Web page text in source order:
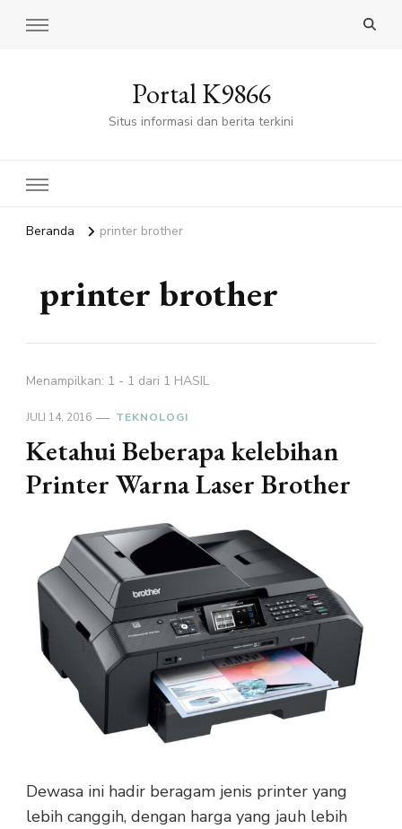
Portal K9866
Situs informasi dan berita terkini
Beranda printer brother
printer brother
Menampilkan: 1 - 1 dari 1 HASIL
JULI 14, 2016 TEKNOLOGI
Ketahui Beberapa kelebihan
Printer Warna Laser Brother
Dewasa ini hadir beragam jenis printer yang
lebih canggih, dengan harga yang jauh lebih